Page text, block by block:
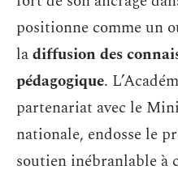
positionne comme un
ladiffusion des
pédagogique.
partenariat avec le
nationale, endosse le
soutien inébranlable à